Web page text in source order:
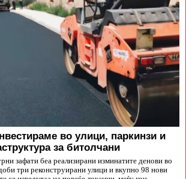
во улици, паркинзи и
за битолчани
зафати беа реализирани изминатите денови во
три реконструирани улици и вкупно 98 нови